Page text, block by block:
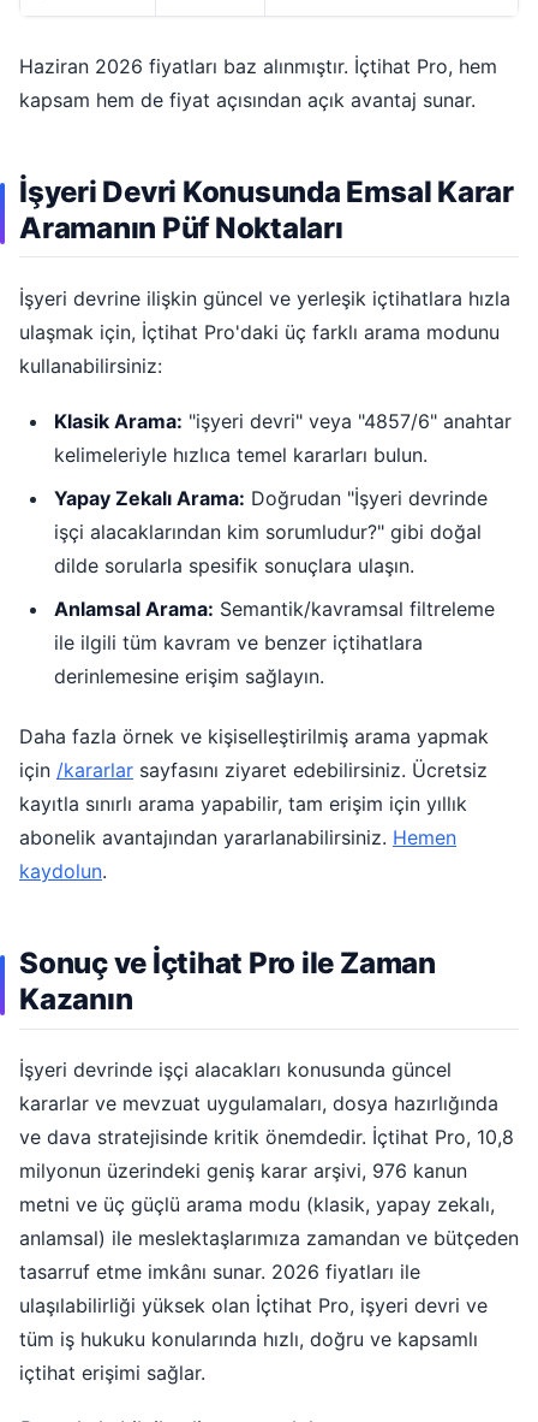
Haziran 2026 fiyatları baz alınmıştır. İçtihat Pro, hem
kapsam hem de fiyat açısından açık avantaj sunar.
İşyeri Devri Konusunda Emsal Karar
Aramanın Püf Noktaları
İşyeri devrine ilişkin güncel ve yerleşik içtihatlara hızla
ulaşmak için, İçtihat Pro'daki üç farklı arama modunu
kullanabilirsiniz:
Klasik Arama: "işyeri devri" veya "4857/6" anahtar
kelimeleriyle hızlıca temel kararları bulun.
Yapay Zekalı Arama: Doğrudan "İşyeri devrinde
işçi alacaklarından kim sorumludur?" gibi doğal
dilde sorularla spesifik sonuçlara ulaşın.
Anlamsal Arama: Semantik/kavramsal filtreleme
ile ilgili tüm kavram ve benzer içtihatlara
derinlemesine erişim sağlayın.
Daha fazla örnek ve kişiselleştirilmiş arama yapmak
için /kararlar sayfasını ziyaret edebilirsiniz. Ücretsiz
kayıtla sınırlı arama yapabilir, tam erişim için yıllık
abonelik avantajından yararlanabilirsiniz. Hemen
kaydolun.
Sonuç ve İçtihat Pro ile Zaman
Kazanın
İşyeri devrinde işçi alacakları konusunda güncel
kararlar ve mevzuat uygulamaları, dosya hazırlığında
ve dava stratejisinde kritik önemdedir. İçtihat Pro, 10,8
milyonun üzerindeki geniş karar arşivi, 976 kanun
metni ve üç güçlü arama modu (klasik, yapay zekalı,
anlamsal) ile meslektaşlarımıza zamandan ve bütçeden
tasarruf etme imkânı sunar. 2026 fiyatları ile
ulaşılabilirliği yüksek olan İçtihat Pro, işyeri devri ve
tüm iş hukuku konularında hızlı, doğru ve kapsamlı
içtihat erişimi sağlar.